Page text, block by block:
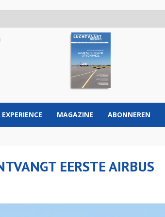
EXPERIENCE MAGAZINE ABONNEREN
EERSTE AIRBUS